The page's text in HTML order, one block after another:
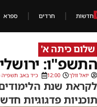
חדשות חרדים ספרא
שלום כיתה א'
התשפ"ו:
יואל וולך 12:00 כ״ד באב תשפ״ה (18/08/
לקראת שנת
תוכניות פדגוגיות